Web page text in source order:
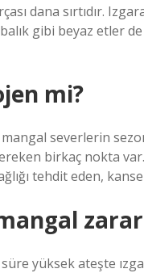
dana sırtıdır.
gibi beyaz etler
mi?
severlerin
birkaç nokta
tehdit eden,
yüksek ateşte